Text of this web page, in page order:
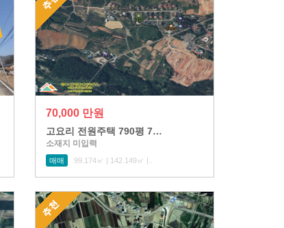
70,000 만원
고요리 전원주택 790평 7…
소재지 미입력
매매 99.174㎡ | 142.149㎡ |..